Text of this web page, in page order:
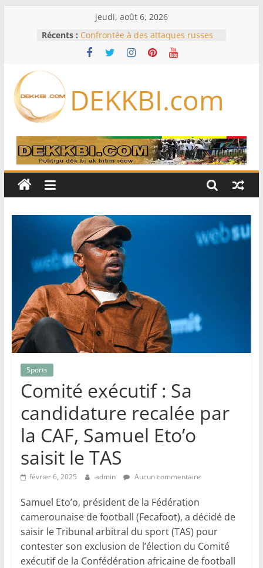
jeudi, août 6, 2026
Récents : Confrontée à des attaques russes
quotidiennes, l’Ukraine ordonne
des évacuations à Kramatorsk
policière contre le narcotrafic
Cameroun: pourquoi un
du pays
Drone explosif à Leipzig: une
menace susceptible d’impliquer
«des puissances étrangères», selon
« Des erreurs ont été commises »
DEKKBI.com
Sports
Comité exécutif : Sa
candidature recalée par
la CAF, Samuel Eto’o
saisit le TAS
février 6, 2025 admin Aucun commentaire
Samuel Eto’o, président de la Fédération
camerounaise de football (Fecafoot), a décidé de
saisir le Tribunal arbitral du sport (TAS) pour
contester son exclusion de l’élection du Comité
exécutif de la Confédération africaine de football